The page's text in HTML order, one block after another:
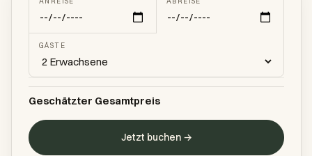
GÄSTE
Geschätzter Gesamtpreis
Jetzt buchen →